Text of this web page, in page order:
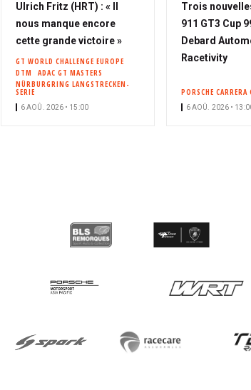
Ulrich Fritz (HRT) : « Il
nous manque encore
cette grande victoire »
GT WORLD CHALLENGE EUROPE
DTM
ADAC GT MASTERS
NÜRBURGRING LANGSTRECKEN-
SERIE
6 AOÛ. 2026 • 15:00
Trois
911 GT3 Cup
Debard
Racetivity
PORSCHE CARRERA
6 AOÛ. 2026 •